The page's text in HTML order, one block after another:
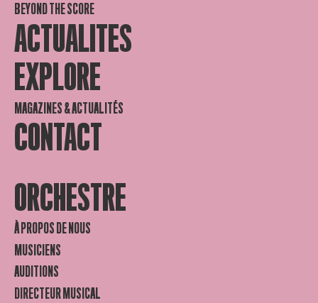
BEYOND THE SCORE
ACTUALITES
EXPLORE
MAGAZINES & ACTUALITÉS
CONTACT
ORCHESTRE
À PROPOS DE NOUS
MUSICIENS
AUDITIONS
DIRECTEUR MUSICAL